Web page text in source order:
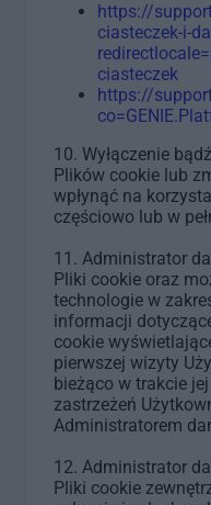
https://
ciasteczek-i-
ciasteczek
https://
10. Wyłączenie
Plików cookie lub
wpłynąć na
częściowo lub w
11. Administrator
Pliki cookie oraz
technologie w
informacji
cookie
pierwszej wizyty
bieżąco w trakcie
zastrzeżeń
Administratorem
12. Administrator
Pliki cookie